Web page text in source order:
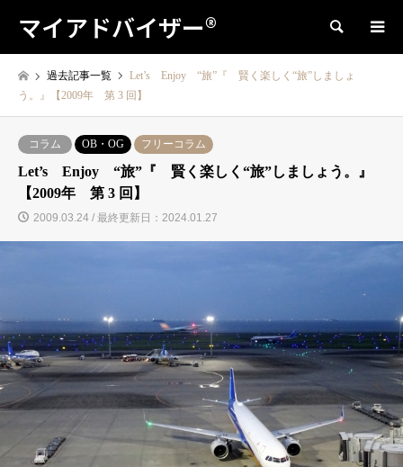
マイアドバイザー® 検索
過去記事一覧
Let’s Enjoy “旅”『 賢く楽しく“旅”しましょ
う。』【2009年 第 3 回】
コラム OB・OG フリーコラム
Let’s Enjoy “旅”『 賢く楽しく“旅”しましょう。』
【2009年 第 3 回】
2009.03.24 / 最終更新日：2024.01.27